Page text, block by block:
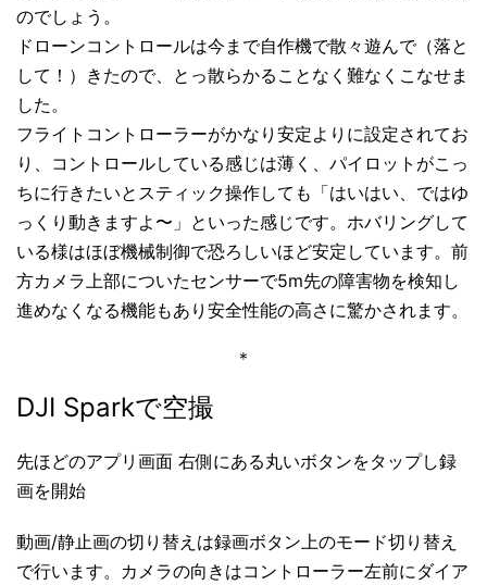
のでしょう。
ドローンコントロールは今まで自作機で散々遊んで（落と
して！）きたので、とっ散らかることなく難なくこなせま
した。
フライトコントローラーがかなり安定よりに設定されてお
り、コントロールしている感じは薄く、パイロットがこっ
ちに行きたいとスティック操作しても「はいはい、ではゆ
っくり動きますよ〜」といった感じです。ホバリングして
いる様はほぼ機械制御で恐ろしいほど安定しています。前
方カメラ上部についたセンサーで5m先の障害物を検知し
進めなくなる機能もあり安全性能の高さに驚かされます。
＊
DJI Sparkで空撮
先ほどのアプリ画面 右側にある丸いボタンをタップし録
画を開始
動画/静止画の切り替えは録画ボタン上のモード切り替え
で行います。カメラの向きはコントローラー左前にダイア